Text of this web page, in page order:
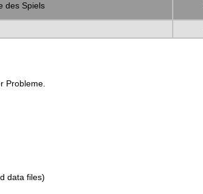
des Spiels
Probleme.
data files)